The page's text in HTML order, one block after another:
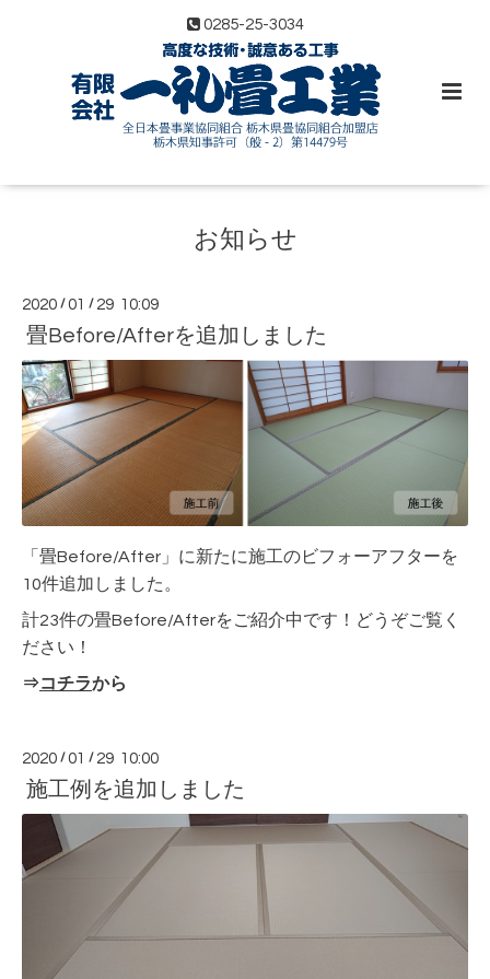
0285-25-3034
お知らせ
2020 /01 / 29 10:09
畳Before/Afterを追加しました
「畳Before/After」に新たに施工のビフォーアフターを
10件追加しました。
計23件の畳Before/Afterをご紹介中です！どうぞご覧く
ださい！
⇒コチラから
2020 /01 / 29 10:00
施工例を追加しました